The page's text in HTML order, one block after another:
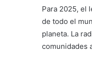
Para 2025, el
de todo el
planeta. La
comunidades